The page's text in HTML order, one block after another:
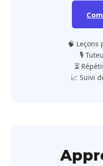
🧠 Leçons
🎙️
⏳
📈 Suivi